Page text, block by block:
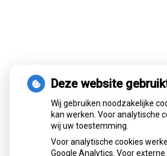
Deze website
Wij gebruiken noodzakelijke
kan werken. Voor analytische
wij uw toestemming.
Voor analytische cookies
Google Analytics. Voor